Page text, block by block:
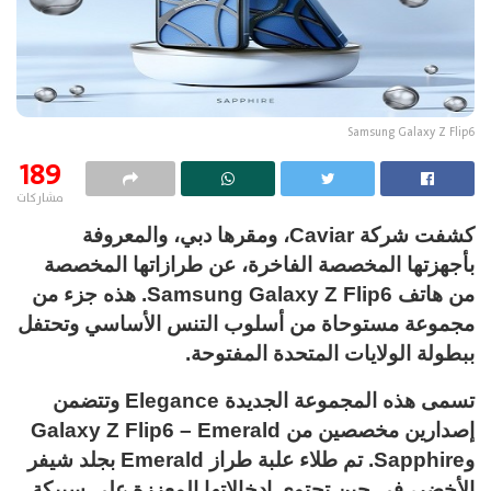
Samsung Galaxy Z Flip6
189
مشاركات
كشفت شركة Caviar، ومقرها دبي، والمعروفة
بأجهزتها المخصصة الفاخرة، عن طرازاتها المخصصة
من هاتف Samsung Galaxy Z Flip6. هذه جزء من
مجموعة مستوحاة من أسلوب التنس الأساسي وتحتفل
ببطولة الولايات المتحدة المفتوحة.
تسمى هذه المجموعة الجديدة Elegance وتتضمن
إصدارين مخصصين من Galaxy Z Flip6 – Emerald
وSapphire. تم طلاء علبة طراز Emerald بجلد شيفر